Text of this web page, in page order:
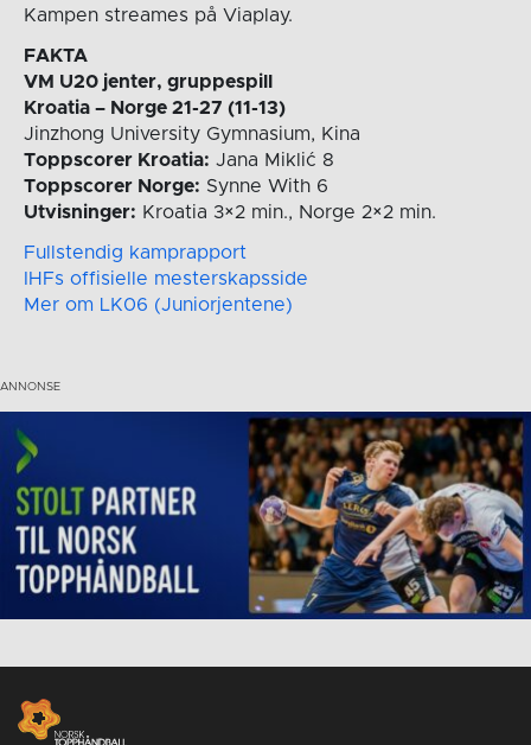
Kampen streames på Viaplay.
FAKTA
VM U20 jenter, gruppespill
Kroatia – Norge 21-27 (11-13)
Jinzhong University Gymnasium, Kina
Toppscorer Kroatia: Jana Miklić 8
Toppscorer Norge: Synne With 6
Utvisninger: Kroatia 3×2 min., Norge 2×2 min.
Fullstendig kamprapport
IHFs offisielle mesterskapsside
Mer om LK06 (Juniorjentene)